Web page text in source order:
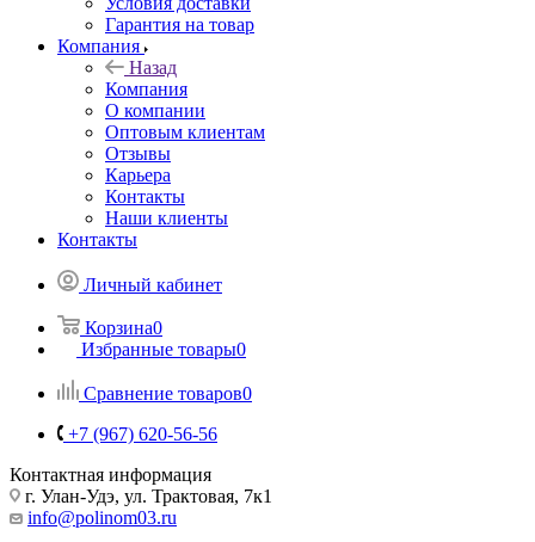
Гарантия на товар
Компания
Назад
Компания
О компании
Оптовым клиентам
Отзывы
Карьера
Контакты
Наши клиенты
Контакты
Личный кабинет
Корзина0
Избранные товары0
Сравнение товаров0
+7 (967) 620-56-56
Контактная информация
г. Улан-Удэ, ул. Трактовая, 7к1
info@polinom03.ru